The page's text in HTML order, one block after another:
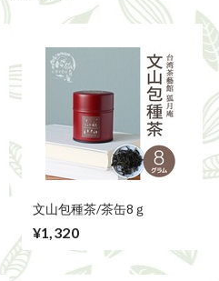
文山包種茶/茶缶8ｇ
¥1,320